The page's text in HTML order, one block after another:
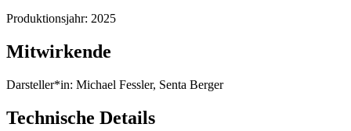
Produktionsjahr: 2025
Mitwirkende
Darsteller*in: Michael Fessler, Senta Berger
Technische Details